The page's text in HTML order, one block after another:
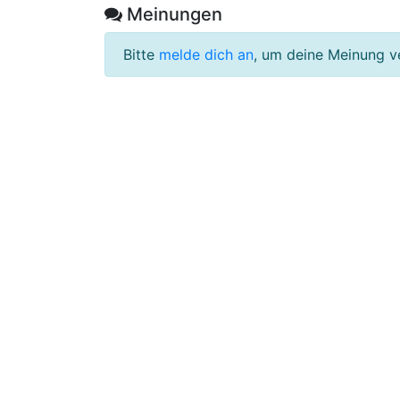
Meinungen
Bitte melde dich an, um deine Meinung